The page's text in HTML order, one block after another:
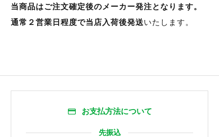
当商品はご注文確定後のメーカー発注となります。
通常２営業日程度で当店入荷後発送いたします。
お支払方法について
先振込